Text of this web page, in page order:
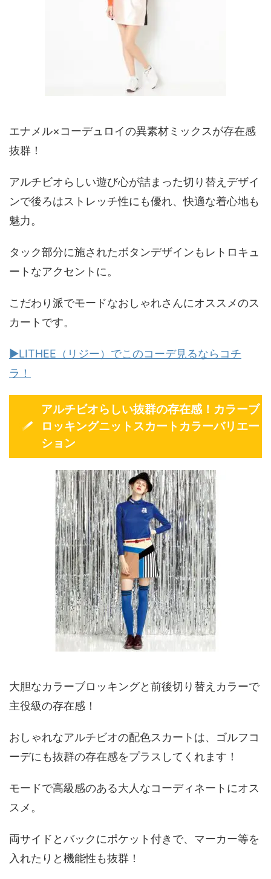
エナメル×コーデュロイの異素材ミックスが存在感
抜群！
アルチビオらしい遊び心が詰まった切り替えデザイ
ンで後ろはストレッチ性にも優れ、快適な着心地も
魅力。
タック部分に施されたボタンデザインもレトロキュ
ートなアクセントに。
こだわり派でモードなおしゃれさんにオススメのス
カートです。
▶LITHEE（リジー）でこのコーデ見るならコチ
ラ！
アルチビオらしい抜群の存在感！カラーブ
ロッキングニットスカートカラーバリエー
ション
大胆なカラーブロッキングと前後切り替えカラーで
主役級の存在感！
おしゃれなアルチビオの配色スカートは、ゴルフコ
ーデにも抜群の存在感をプラスしてくれます！
モードで高級感のある大人なコーディネートにオス
スメ。
両サイドとバックにポケット付きで、マーカー等を
入れたりと機能性も抜群！